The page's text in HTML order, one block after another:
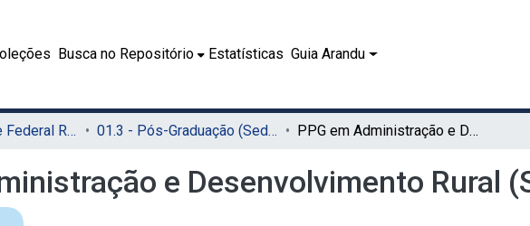
Busca no Repositório Estatísticas Guia Arandu
01. Universidade Federal Rural de Pernambuco - UFRPE (Sede) 01.3 - Pós-Graduação (Sede) PPG em Administração e Desenvolvimento Rural (Sede)
e Desenvolvimento Rural